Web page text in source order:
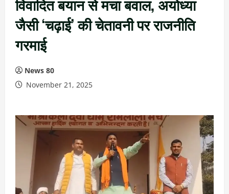
विवादित बयान से मचा बवाल, अयोध्या
जैसी ‘चढ़ाई’ की चेतावनी पर राजनीति
गरमाई
News 80
November 21, 2025